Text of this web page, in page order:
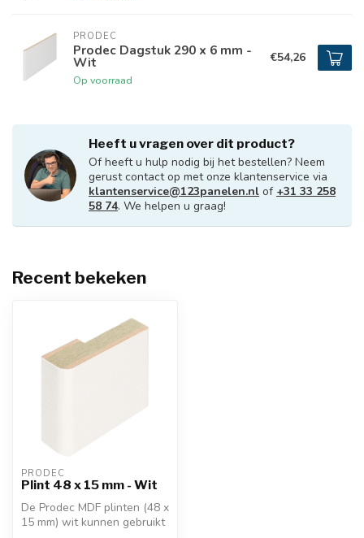
PRODEC
Prodec Dagstuk 290 x 6 mm -
Wit
Op voorraad
€54,26
Heeft u vragen over dit product?
Of heeft u hulp nodig bij het bestellen? Neem
gerust contact op met onze klantenservice via
klantenservice@123panelen.nl of +31 33 258
58 74. We helpen u graag!
Recent bekeken
PRODEC
Plint 48 x 15 mm - Wit
De Prodec MDF plinten (48 x
15 mm) wit kunnen gebruikt